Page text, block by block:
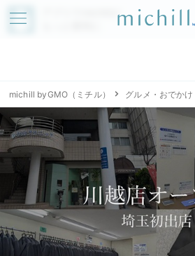
アプリでmichillが
michill byGMO（ミチル） グルメ・おでかけ